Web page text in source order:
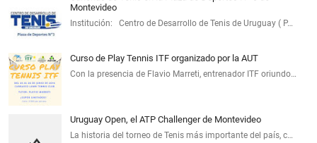
Montevideo
Institución: Centro de Desarrollo de Tenis de Uruguay ( P…
Curso de Play Tennis ITF organizado por la AUT
Con la presencia de Flavio Marreti, entrenador ITF oriundo…
Uruguay Open, el ATP Challenger de Montevideo
La historia del torneo de Tenis más importante del país, c…